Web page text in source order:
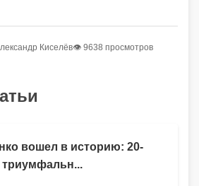
Киселёв👁 9638 просмотров
вошел в историю: 20-
триумфальн...